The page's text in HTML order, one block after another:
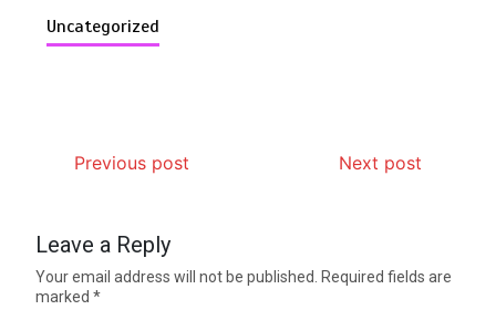
Uncategorized
Previous post Next post
Leave a Reply
Your email address will not be published.
Required fields are
marked*